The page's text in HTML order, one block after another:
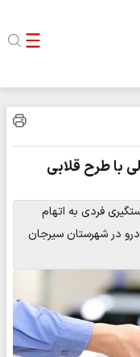
میلیارد ریالی با طرح قلابی
فردی به اتهام
در شهرستان سیرجان